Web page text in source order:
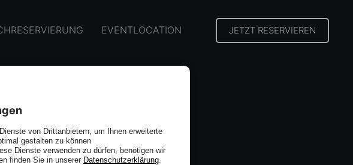
EVENTLOCATION JETZT RESERVIEREN
von Drittanbietern, um Ihnen erweiterte
gestalten zu können
Dienste verwenden zu dürfen, benötigen wir
finden Sie in unserer Datenschutzerklärung.